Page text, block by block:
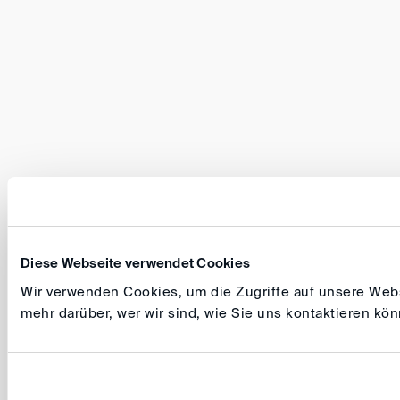
Diese Webseite verwendet Cookies
Wir verwenden Cookies, um die Zugriffe auf unsere
mehr darüber, wer wir sind, wie Sie uns kontaktieren